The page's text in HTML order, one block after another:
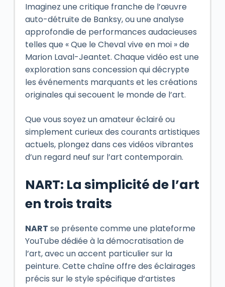
Imaginez une critique franche de l’œuvre
auto-détruite de Banksy, ou une analyse
approfondie de performances audacieuses
telles que « Que le Cheval vive en moi » de
Marion Laval-Jeantet. Chaque vidéo est une
exploration sans concession qui décrypte
les événements marquants et les créations
originales qui secouent le monde de l’art.
Que vous soyez un amateur éclairé ou
simplement curieux des courants artistiques
actuels, plongez dans ces vidéos vibrantes
d’un regard neuf sur l’art contemporain.
NART: La simplicité de l’art
en trois traits
NART se présente comme une plateforme
YouTube dédiée à la démocratisation de
l’art, avec un accent particulier sur la
peinture. Cette chaîne offre des éclairages
précis sur le style spécifique d’artistes